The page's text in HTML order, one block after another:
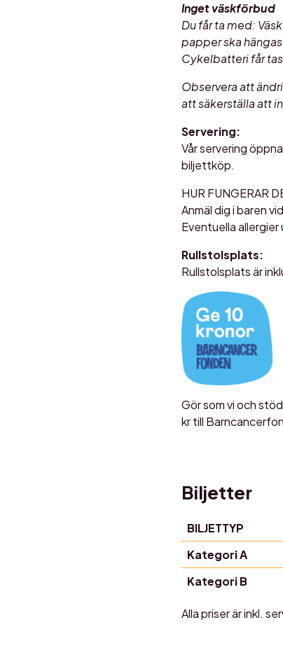
Inget väskförbud
Du får ta med:
papper ska
Cykelbatteri får
Observera att
att säkerställa att
Servering:
Vår servering
biljettköp.
HUR FUNGERAR
Anmäl dig i baren
Eventuella
Rullstolsplats:
Rullstolsplats är
Gör som vi och
kr till
Biljetter
BILJETTYP
Kategori A
Kategori B
Alla priser är inkl.